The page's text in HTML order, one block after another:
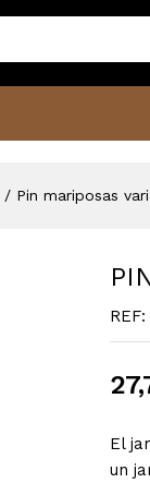
Pin mariposas
El
un